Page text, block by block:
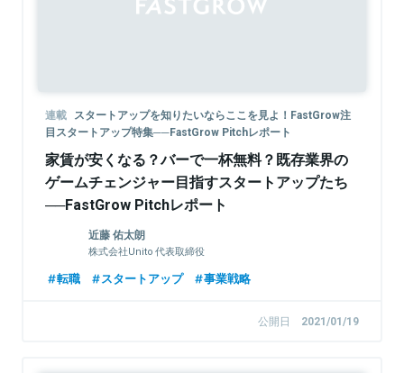
連載 スタートアップを知りたいならここを見よ！FastGrow注
目スタートアップ特集──FastGrow Pitchレポート
家賃が安くなる？バーで一杯無料？既存業界の
ゲームチェンジャー目指すスタートアップたち
──FastGrow Pitchレポート
近藤 佑太朗
株式会社Unito 代表取締役
転職 スタートアップ 事業戦略
公開日 2021/01/19